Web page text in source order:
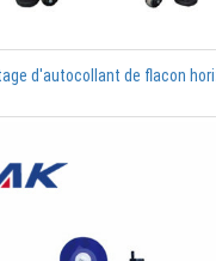
d'autocollant de flacon